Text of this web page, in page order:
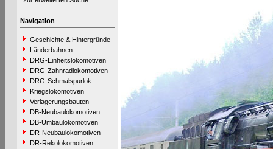
Navigation
Geschichte & Hintergründe
Länderbahnen
DRG-Einheitslokomotiven
DRG-Zahnradlokomotiven
DRG-Schmalspurlok.
Kriegslokomotiven
Verlagerungsbauten
DB-Neubaulokomotiven
DB-Umbaulokomotiven
DR-Neubaulokomotiven
DR-Rekolokomotiven